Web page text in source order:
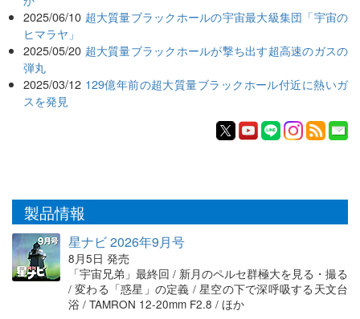
2025/06/10 超大質量ブラックホールの宇宙最大級集団「宇宙の
ヒマラヤ」
2025/05/20 超大質量ブラックホールが撃ち出す超高速のガスの
弾丸
2025/03/12 129億年前の超大質量ブラックホール付近に熱いガ
スを発見
製品情報
星ナビ 2026年9月号
8月5日 発売
「宇宙兄弟」最終回 / 新月のペルセ群極大を見る・撮る
/ 変わる「惑星」の定義 / 星空の下で深呼吸する天文台
浴 / TAMRON 12-20mm F2.8 / ほか